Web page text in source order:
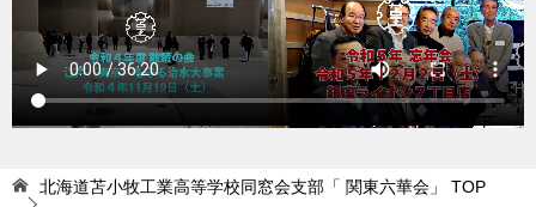
北海道苫小牧工業高等学校同窓会支部「 関東六華会」 TOP